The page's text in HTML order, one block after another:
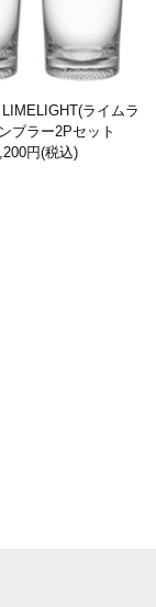
ライムラ
ブラー2Pセット
円(税込)